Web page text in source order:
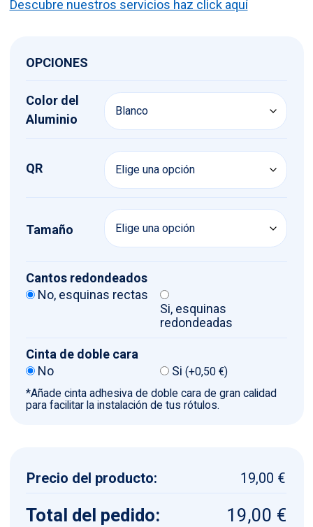
Descubre nuestros servicios haz click aquí
OPCIONES
Color del
Aluminio
QR
Tamaño
Cantos redondeados
No, esquinas rectas
Si, esquinas
redondeadas
Cinta de doble cara
*Añade cinta adhesiva de doble cara de gran calidad
para facilitar la instalación de tus rótulos.
No Si (+0,50 €)
Precio del producto: 19,00 €
Total del pedido: 19,00 €